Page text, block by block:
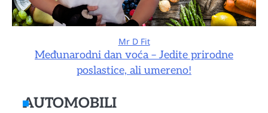
Mr D Fit
Međunarodni dan voća – Jedite prirodne
poslastice, ali umereno!
AUTOMOBILI